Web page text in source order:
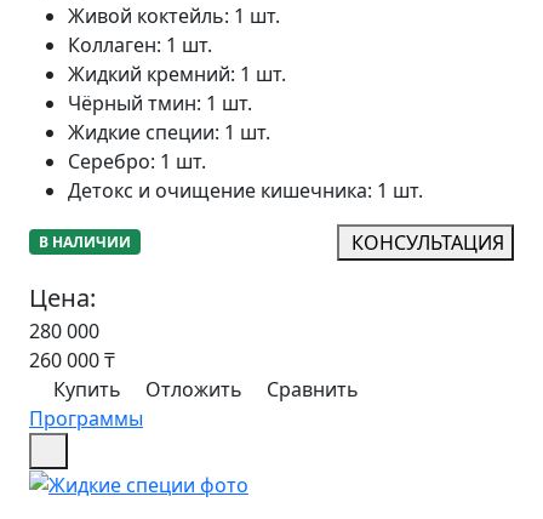
Живой коктейль: 1 шт.
Коллаген: 1 шт.
Жидкий кремний: 1 шт.
Чёрный тмин: 1 шт.
Жидкие специи: 1 шт.
Серебро: 1 шт.
Детокс и очищение кишечника: 1 шт.
В НАЛИЧИИ КОНСУЛЬТАЦИЯ
Цена:
280 000
260 000₸
Купить
Отложить
Сравнить
Программы